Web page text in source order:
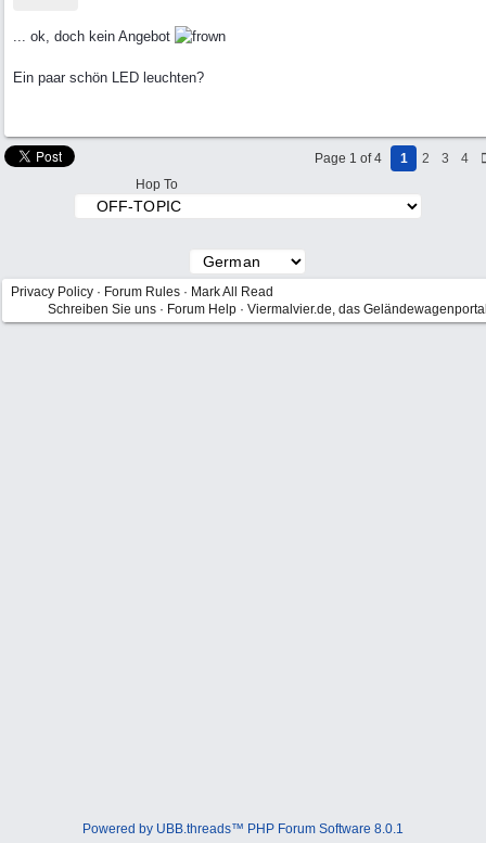
... ok, doch kein Angebot
Ein paar schön LED leuchten?
Page 1 of 4 1 2 3
4
Hop To
Privacy Policy · Forum Rules · Mark All Read
Schreiben Sie uns · Forum Help · Viermalvier.de, das
Powered by UBB.threads™ PHP Forum Software 8.0.1